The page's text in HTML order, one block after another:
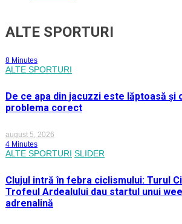
ALTE SPORTURI
8 Minutes
ALTE SPORTURI
De ce apa din jacuzzi este lăptoasă și
problema corect
august 5, 2026
4 Minutes
ALTE SPORTURI SLIDER
Clujul intră în febra ciclismului: Turul
Trofeul Ardealului dau startul unui
adrenalină